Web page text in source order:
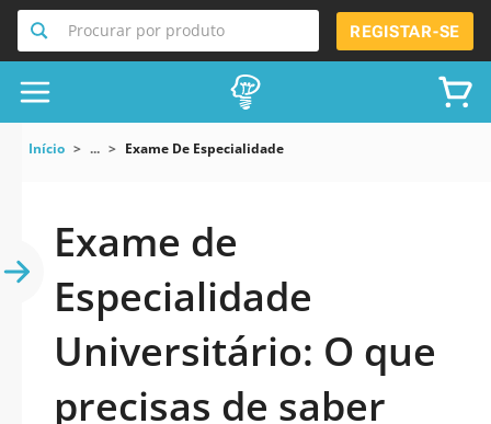
Procurar por produto REGISTAR-SE
Início ... Exame De Especialidade
Exame de
Especialidade
Universitário: O que
precisas de saber